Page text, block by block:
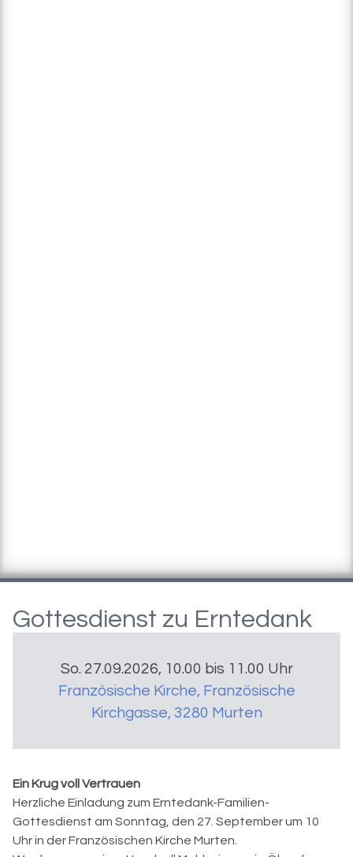
Gottesdienst zu Erntedank
So. 27.09.2026, 10.00 bis 11.00 Uhr
Französische Kirche, Französische
Kirchgasse, 3280 Murten
Ein Krug voll Vertrauen
Herzliche Einladung zum Erntedank-Familien-
Gottesdienst am Sonntag, den 27. September um 10
Uhr in der Französischen Kirche Murten.